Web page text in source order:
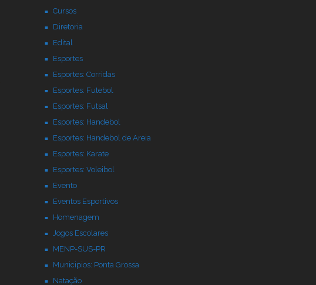
Cursos
Diretoria
Edital
Esportes
Esportes: Corridas
Esportes: Futebol
Esportes: Futsal
Esportes: Handebol
Esportes: Handebol de Areia
Esportes: Karate
Esportes: Voleibol
Evento
Eventos Esportivos
Homenagem
Jogos Escolares
MENP-SUS-PR
Municipios: Ponta Grossa
Natação